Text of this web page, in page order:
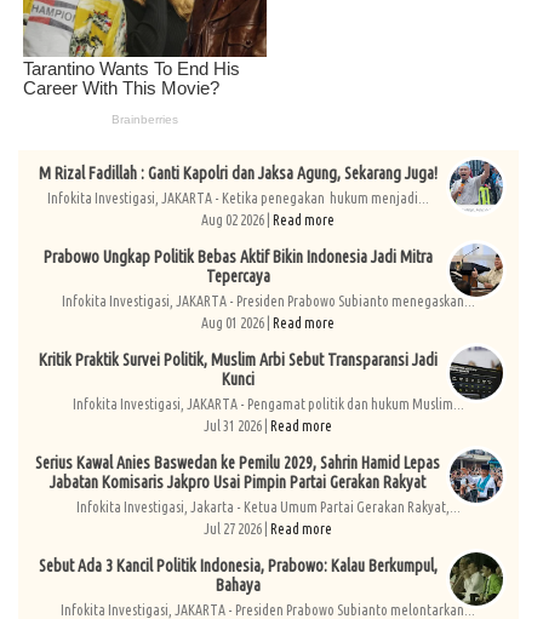
M Rizal Fadillah : Ganti Kapolri dan Jaksa Agung, Sekarang Juga!
Infokita Investigasi, JAKARTA - Ketika penegakan hukum menjadi...
Aug 02 2026 | Read more
Prabowo Ungkap Politik Bebas Aktif Bikin Indonesia Jadi Mitra
Tepercaya
Infokita Investigasi, JAKARTA - Presiden Prabowo Subianto menegaskan...
Aug 01 2026 | Read more
Kritik Praktik Survei Politik, Muslim Arbi Sebut Transparansi Jadi
Kunci
Infokita Investigasi, JAKARTA - Pengamat politik dan hukum Muslim...
Jul 31 2026 | Read more
Serius Kawal Anies Baswedan ke Pemilu 2029, Sahrin Hamid Lepas
Jabatan Komisaris Jakpro Usai Pimpin Partai Gerakan Rakyat
Infokita Investigasi, Jakarta - Ketua Umum Partai Gerakan Rakyat,...
Jul 27 2026 | Read more
Sebut Ada 3 Kancil Politik Indonesia, Prabowo: Kalau Berkumpul,
Bahaya
Infokita Investigasi, JAKARTA - Presiden Prabowo Subianto melontarkan...